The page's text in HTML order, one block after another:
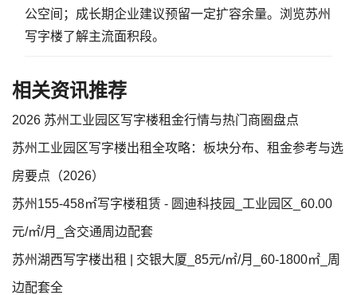
公空间；成长期企业建议预留一定扩容余量。 浏览苏州
写字楼了解主流面积段。
相关资讯推荐
2026 苏州工业园区写字楼租金行情与热门商圈盘点
苏州工业园区写字楼出租全攻略：板块分布、租金参考与选
房要点（2026）
苏州155-458㎡写字楼租赁 - 圆迪科技园_工业园区_60.00
元/㎡/月_含交通周边配套
苏州湖西写字楼出租 | 交银大厦_85元/㎡/月_60-1800㎡_周
边配套全